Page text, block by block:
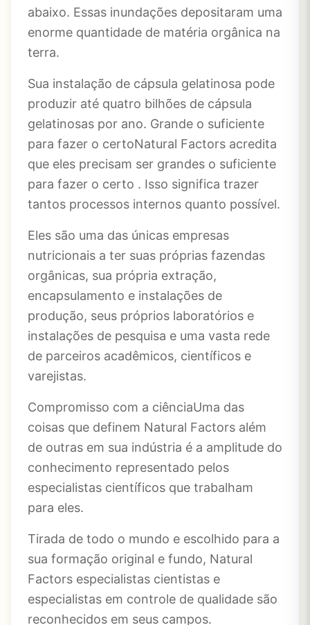
abaixo. Essas inundações depositaram uma
enorme quantidade de matéria orgânica na
terra.
Sua instalação de cápsula gelatinosa pode
produzir até quatro bilhões de cápsula
gelatinosas por ano. Grande o suficiente
para fazer o certoNatural Factors acredita
que eles precisam ser grandes o suficiente
para fazer o certo . Isso significa trazer
tantos processos internos quanto possível.
Eles são uma das únicas empresas
nutricionais a ter suas próprias fazendas
orgânicas, sua própria extração,
encapsulamento e instalações de
produção, seus próprios laboratórios e
instalações de pesquisa e uma vasta rede
de parceiros acadêmicos, científicos e
varejistas.
Compromisso com a ciênciaUma das
coisas que definem Natural Factors além
de outras em sua indústria é a amplitude do
conhecimento representado pelos
especialistas científicos que trabalham
para eles.
Tirada de todo o mundo e escolhido para a
sua formação original e fundo, Natural
Factors especialistas cientistas e
especialistas em controle de qualidade são
reconhecidos em seus campos.